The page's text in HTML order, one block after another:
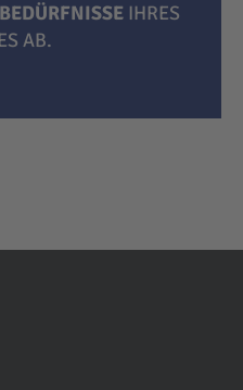
IHRES
AB.